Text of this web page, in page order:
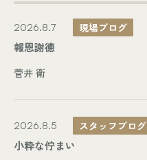
2026.8.7 現場ブログ
報恩謝徳
菅井 衛
2026.8.5 スタッフブログ
小粋な佇まい